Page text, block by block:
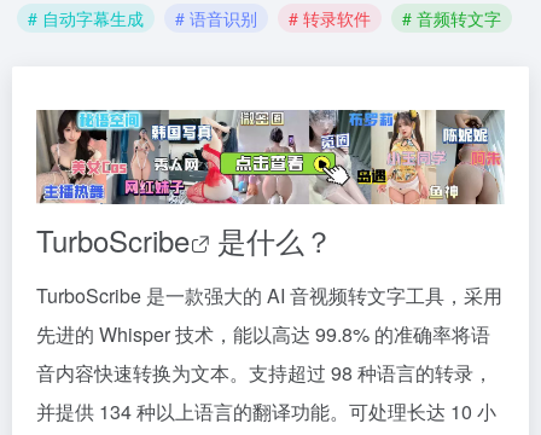
# 自动字幕生成
# 语音识别 # 转录软件 # 音频转文字
TurboScribe 是什么？
TurboScribe 是一款强大的 AI 音视频转文字工具，采用
先进的 Whisper 技术，能以高达 99.8% 的准确率将语
音内容快速转换为文本。支持超过 98 种语言的转录，
并提供 134 种以上语言的翻译功能。可处理长达 10 小